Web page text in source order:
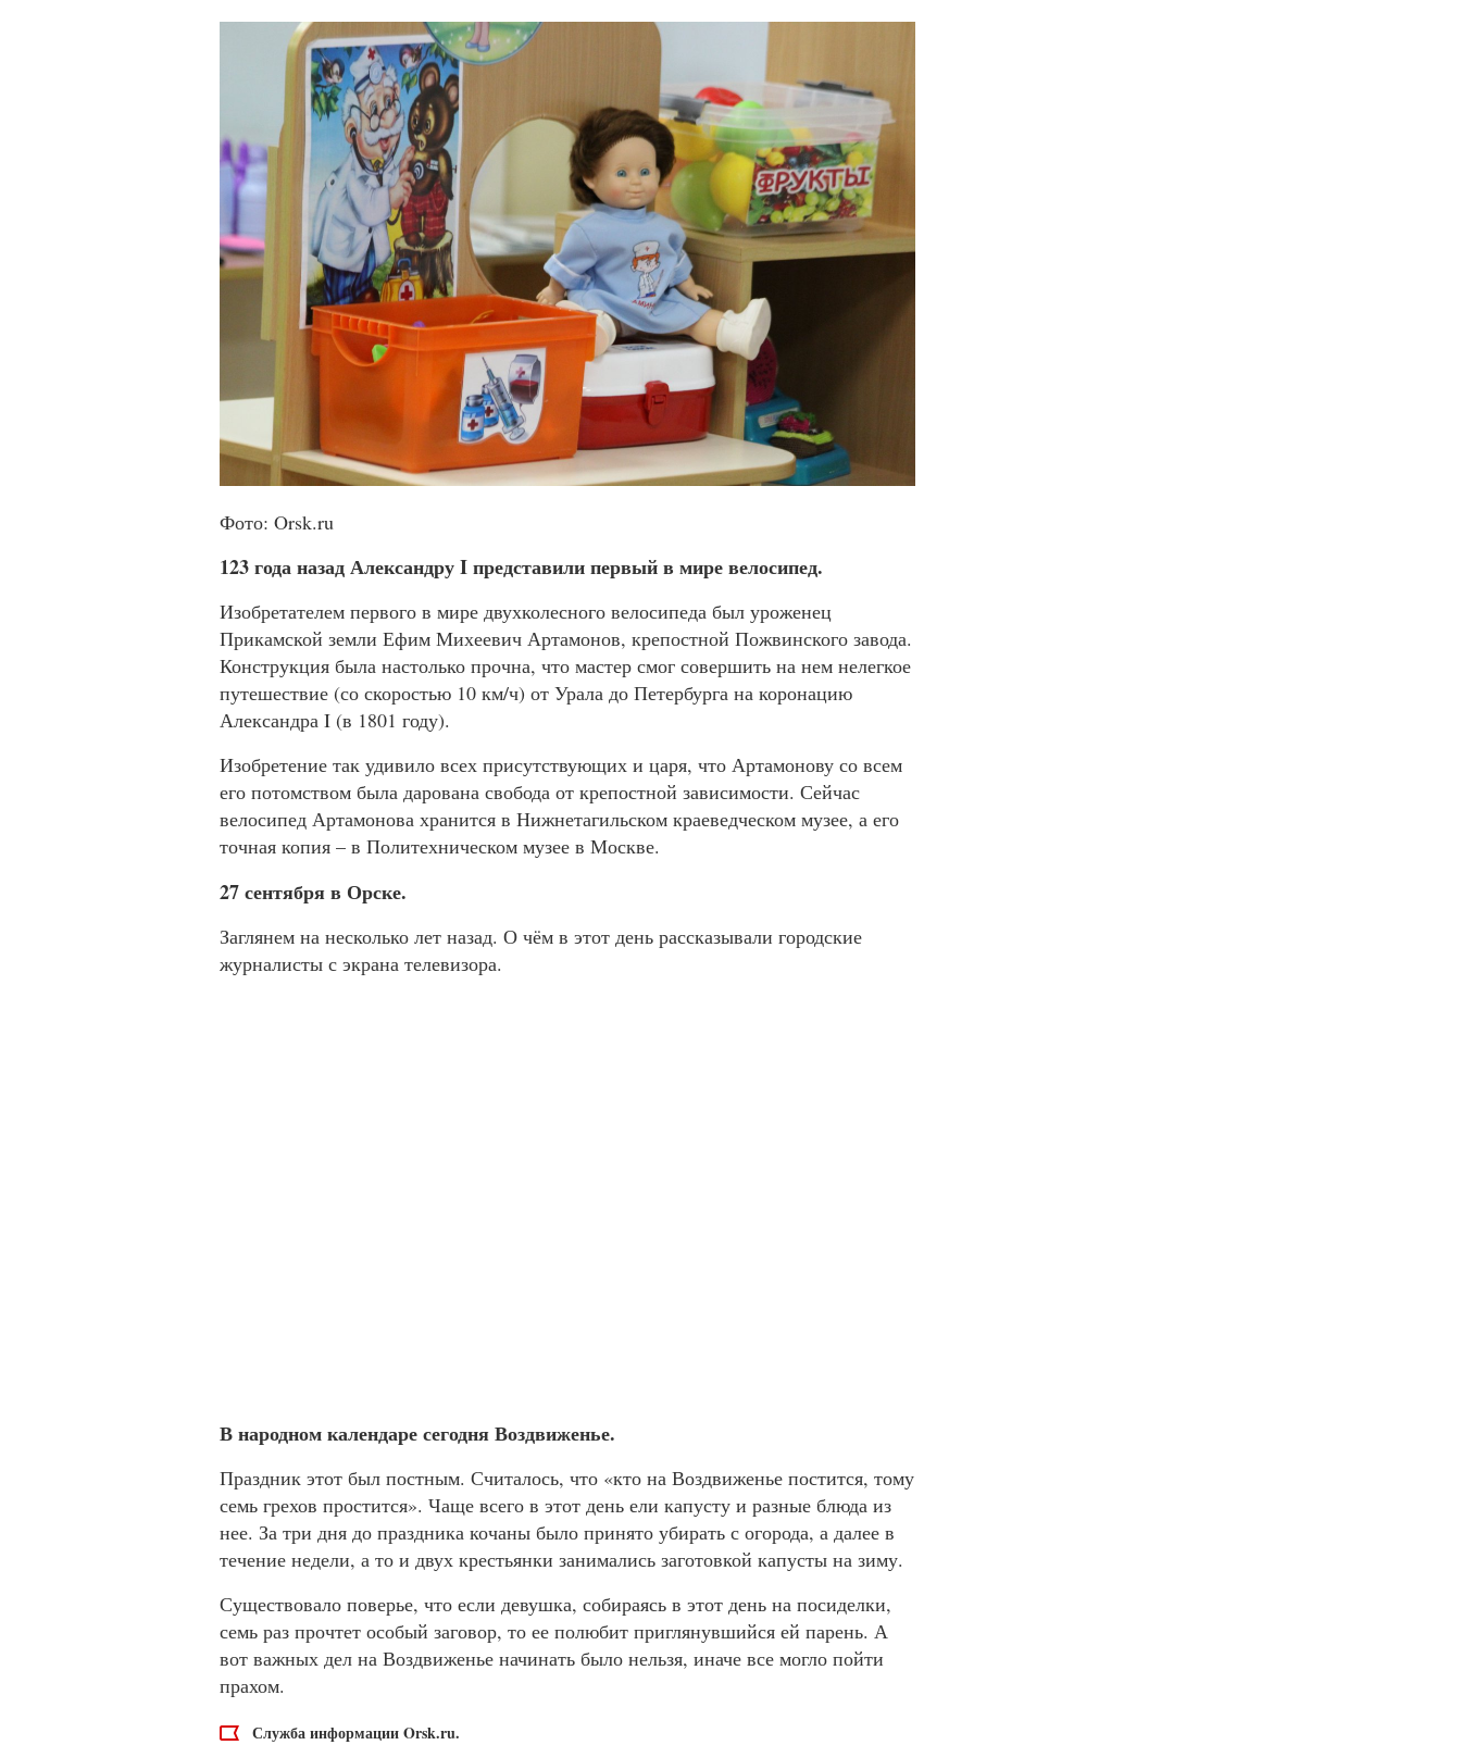
Фото: Orsk.ru
123 года назад Александру I представили первый в мире велосипед.
Изобретателем первого в мире двухколесного велосипеда был уроженец
Прикамской земли Ефим Михеевич Артамонов, крепостной Пожвинского завода.
Конструкция была настолько прочна, что мастер смог совершить на нем нелегкое
путешествие (со скоростью 10 км/ч) от Урала до Петербурга на коронацию
Александра I (в 1801 году).
Изобретение так удивило всех присутствующих и царя, что Артамонову со всем
его потомством была дарована свобода от крепостной зависимости. Сейчас
велосипед Артамонова хранится в Нижнетагильском краеведческом музее, а его
точная копия – в Политехническом музее в Москве.
27 сентября в Орске.
Заглянем на несколько лет назад. О чём в этот день рассказывали городские
журналисты с экрана телевизора.
В народном календаре сегодня Воздвиженье.
Праздник этот был постным. Считалось, что «кто на Воздвиженье постится, тому
семь грехов простится». Чаще всего в этот день ели капусту и разные блюда из
нее. За три дня до праздника кочаны было принято убирать с огорода, а далее в
течение недели, а то и двух крестьянки занимались заготовкой капусты на зиму.
Существовало поверье, что если девушка, собираясь в этот день на посиделки,
семь раз прочтет особый заговор, то ее полюбит приглянувшийся ей парень. А
вот важных дел на Воздвиженье начинать было нельзя, иначе все могло пойти
прахом.
Служба информации Orsk.ru.